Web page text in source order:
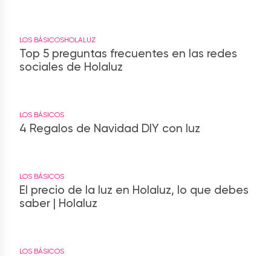
LOS BÁSICOSHOLALUZ
Top 5 preguntas frecuentes en las redes
sociales de Holaluz
LOS BÁSICOS
4 Regalos de Navidad DIY con luz
LOS BÁSICOS
El precio de la luz en Holaluz, lo que debes
saber | Holaluz
LOS BÁSICOS